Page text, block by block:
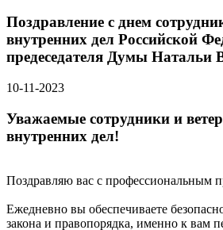
Поздравление с днем
внутренних дел Российской
предеседателя Думы Натальи
10-11-2023
Уважаемые сотрудники и
внутренних дел!
Поздравляю вас с профессиональным
Ежедневно вы обеспечиваете
закона и правопорядка, именно к вам